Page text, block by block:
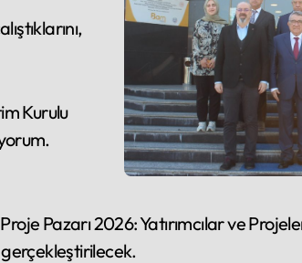
Kurulu
Pazarı 2026: Yatırımcılar ve